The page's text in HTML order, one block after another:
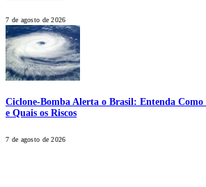
7 de agosto de 2026
Ciclone-Bomba Alerta o Brasil: Entenda Como
e Quais os Riscos
7 de agosto de 2026